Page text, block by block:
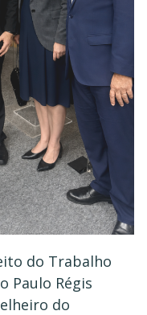
do Trabalho
Paulo Régis
do